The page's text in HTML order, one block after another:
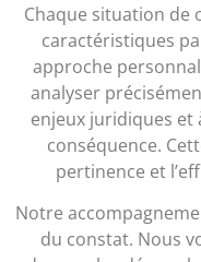
Chaque situation de
caractéristiques
approche
analyser
enjeux juridiques
conséquence.
pertinence et
Notre
du constat. Nous